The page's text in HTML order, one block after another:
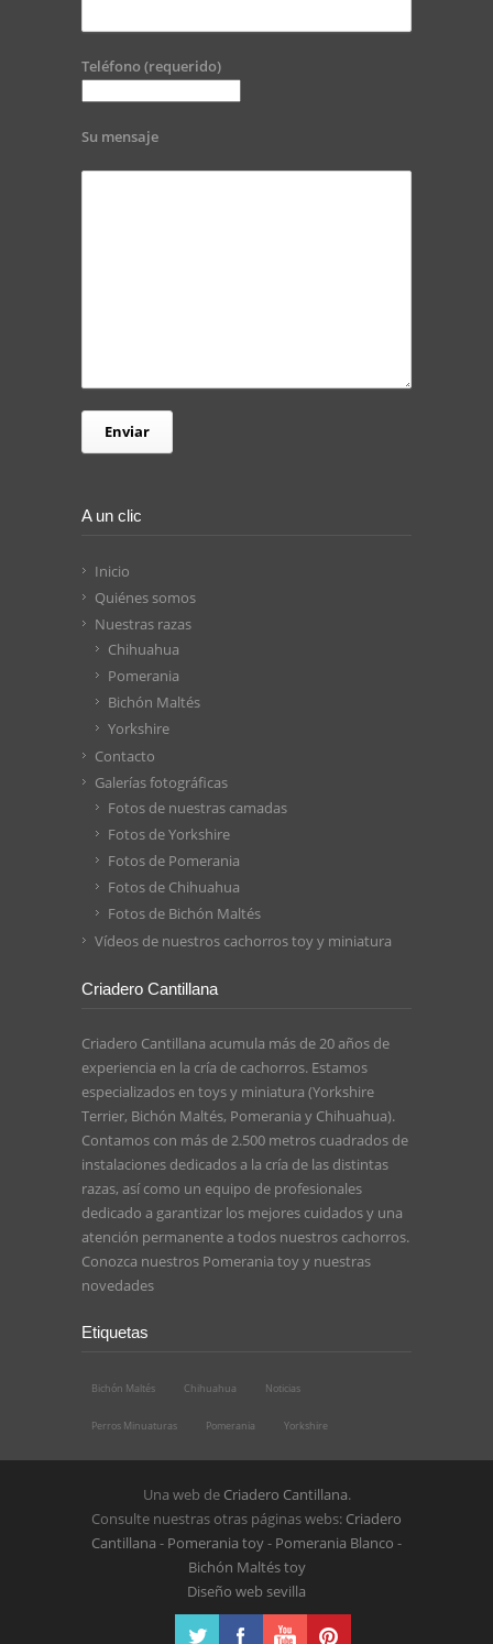
Teléfono (requerido)
Su mensaje
A un clic
Inicio
Quiénes somos
Nuestras razas
Chihuahua
Pomerania
Bichón Maltés
Yorkshire
Contacto
Galerías fotográficas
Fotos de nuestras camadas
Fotos de Yorkshire
Fotos de Pomerania
Fotos de Chihuahua
Fotos de Bichón Maltés
Vídeos de nuestros cachorros toy y miniatura
Criadero Cantillana
Criadero Cantillana acumula más de 20 años de
experiencia en la cría de cachorros. Estamos
especializados en toys y miniatura (Yorkshire
Terrier, Bichón Maltés, Pomerania y Chihuahua).
Contamos con más de 2.500 metros cuadrados de
instalaciones dedicados a la cría de las distintas
razas, así como un equipo de profesionales
dedicado a garantizar los mejores cuidados y una
atención permanente a todos nuestros cachorros.
Conozca nuestros Pomerania toyy nuestras
novedades
Etiquetas
Bichón Maltés Chihuahua Noticias
Perros Minuaturas Pomerania Yorkshire
Una web de Criadero Cantillana.
Consulte nuestras otras páginas webs: Criadero
Cantillana - Pomerania toy- Pomerania Blanco -
Bichón Maltés toy
Diseño web sevilla